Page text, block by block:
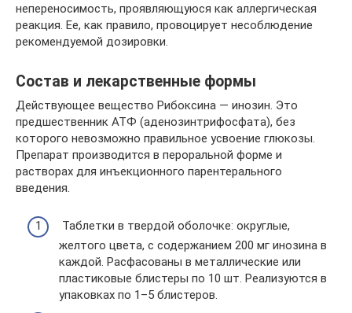
непереносимость, проявляющуюся как аллергическая
реакция. Ее, как правило, провоцирует несоблюдение
рекомендуемой дозировки.
Состав и лекарственные формы
Действующее вещество Рибоксина — инозин. Это
предшественник АТФ (аденозинтрифосфата), без
которого невозможно правильное усвоение глюкозы.
Препарат производится в пероральной форме и
растворах для инъекционного парентерального
введения.
Таблетки в твердой оболочке: округлые,
желтого цвета, с содержанием 200 мг инозина в
каждой. Расфасованы в металлические или
пластиковые блистеры по 10 шт. Реализуются в
упаковках по 1–5 блистеров.